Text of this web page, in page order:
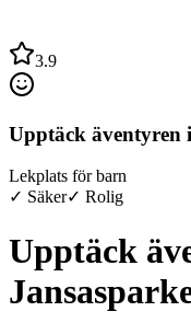
3.9
Upptäck äventyren
Lekplats för barn
✓ Säker✓ Rolig
Upptäck